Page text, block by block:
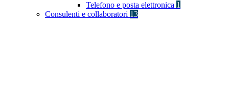
Telefono e posta elettronica 1
Consulenti e collaboratori 13